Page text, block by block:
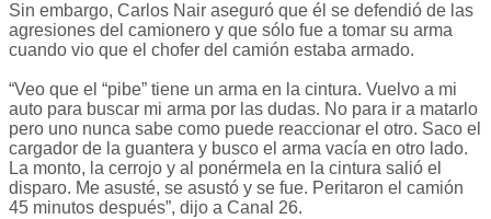
Sin embargo, Carlos Nair aseguró que él se defendió de las
agresiones del camionero y que sólo fue a tomar su arma
cuando vio que el chofer del camión estaba armado.
“Veo que el “pibe” tiene un arma en la cintura. Vuelvo a mi
auto para buscar mi arma por las dudas. No para ir a matarlo
pero uno nunca sabe como puede reaccionar el otro. Saco el
cargador de la guantera y busco el arma vacía en otro lado.
La monto, la cerrojo y al ponérmela en la cintura salió el
disparo. Me asusté, se asustó y se fue. Peritaron el camión
45 minutos después”, dijo a Canal 26.